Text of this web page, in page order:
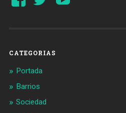
perfil
perfil
CATEGORIAS
Portada
Barrios
Sociedad